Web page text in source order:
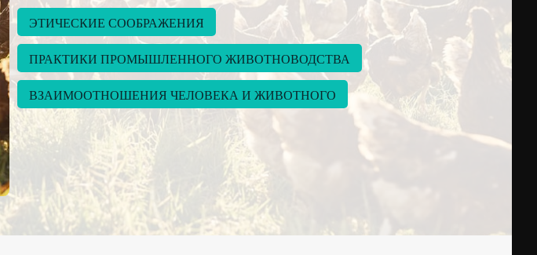
ЭТИЧЕСКИЕ СООБРАЖЕНИЯ
ПРАКТИКИ ПРОМЫШЛЕННОГО ЖИВОТНОВОДСТВА
ВЗАИМООТНОШЕНИЯ ЧЕЛОВЕКА И ЖИВОТНОГО